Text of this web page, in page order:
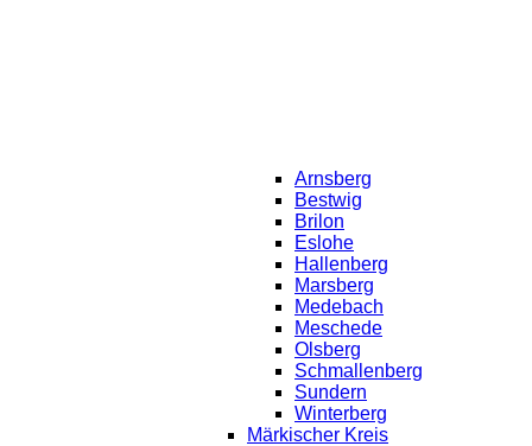
Arnsberg
Bestwig
Brilon
Eslohe
Hallenberg
Marsberg
Medebach
Meschede
Olsberg
Schmallenberg
Sundern
Winterberg
Märkischer Kreis